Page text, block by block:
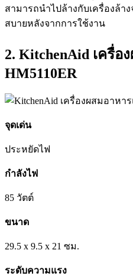
สามารถนำไปล้างกับเครื่องล้า
สบายหลังจากการใช้งาน
2. KitchenAid เครื่
HM5110ER
จุดเด่น
ประหยัดไฟ
กำลังไฟ
85 วัตต์
ขนาด
29.5 x 9.5 x 21 ซม.
ระดับความแรง